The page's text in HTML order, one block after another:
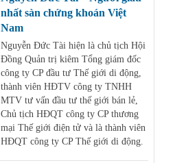
nhất sàn chứng khoán Việt
Nam
Nguyễn Đức Tài hiện là chủ tịch Hội
Đồng Quản trị kiêm Tổng giám đốc
công ty CP đầu tư Thế giới di động,
thành viên HĐTV công ty TNHH
MTV tư vấn đầu tư thế giới bán lẻ,
Chủ tịch HĐQT công ty CP thương
mại Thế giới điện tử và là thành viên
HĐQT công ty CP Thế giới di động.